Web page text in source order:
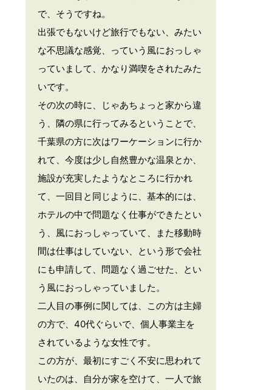
で、そうですね。
出張でもないけど旅行でもない、みたい
な不思議な感覚、っていう風におっしゃ
っていまして、かなり満喫をされたみた
いです。
その次の時に、じゃあちょっと家から違
う、隣の県に行ってみるということで、
千葉県の方に次はワーケーションに行か
れて、今度は少し自然豊かな温泉とか、
施設が充実したようなところに行かれ
て、一回目と同じように、基本的には、
ホテルの中で問題なく仕事ができたとい
う、風におっしゃっていて、また移動時
間は仕事はしていない、という形で会社
にも申請して、問題なく過ごせた、とい
う風におっしゃっていました。
二人目の事例に関しては、この方は主婦
の方で、40代ぐらいで、個人事業主を
されているような女性です。
この方が、最初にすごく不安に思われて
いたのは、自分が家を空けて、一人で旅